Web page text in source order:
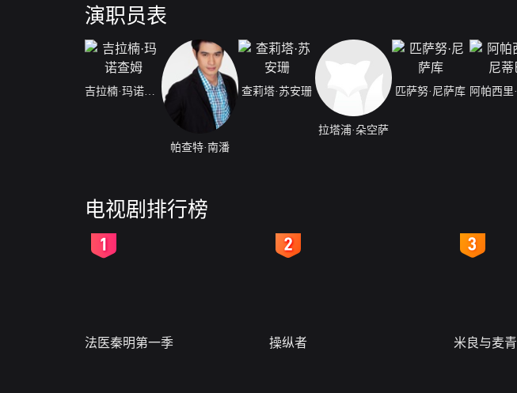
演职员表
吉拉楠·玛诺查姆
帕查特·南潘
查莉塔·苏安珊
拉塔浦·朵空萨
匹萨努·尼萨库
电视剧排行榜
法医秦明第一季 操纵者 米良与麦青